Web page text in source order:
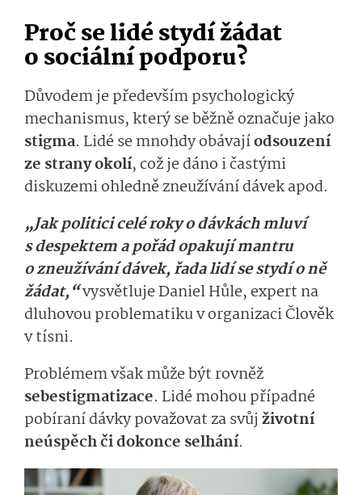
Proč se lidé stydí žádat
o sociální podporu?
Důvodem je především psychologický
mechanismus, který se běžně označuje jako
stigma. Lidé se mnohdy obávajíodsouzení
ze strany okolí, což je dáno i častými
diskuzemi ohledně zneužívání dávek apod.
„Jak politici celé roky o dávkách mluví
s despektem a pořád opakují mantru
o zneužívání dávek, řada lidí se stydí o ně
žádat,“vysvětluje Daniel Hůle, expert na
dluhovou problematiku v organizaci Člověk
v tísni.
Problémem však může být rovněž
sebestigmatizace. Lidé mohou případné
pobíraní dávky považovat za svůj životní
neúspěch či dokonce selhání.